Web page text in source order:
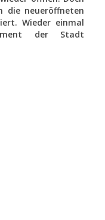
die neueröffneten
Wieder einmal
der Stadt